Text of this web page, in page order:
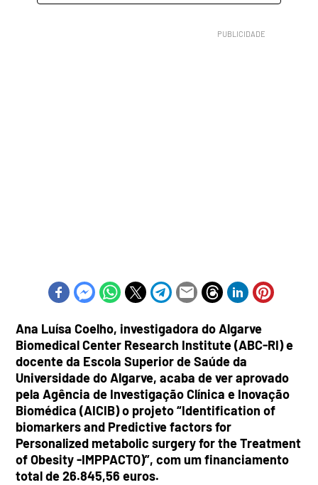
Ana Luísa Coelho, investigadora do Algarve
Biomedical Center Research Institute (ABC-RI) e
docente da Escola Superior de Saúde da
Universidade do Algarve, acaba de ver aprovado
pela Agência de Investigação Clínica e Inovação
Biomédica (AICIB) o projeto “Identification of
biomarkers and Predictive factors for
Personalized metabolic surgery for the Treatment
of Obesity -IMPPACTO)”, com um financiamento
total de 26.845,56 euros.